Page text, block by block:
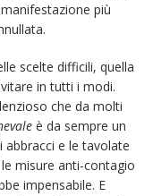
più
scelte difficili, quella
in tutti i modi.
che da molti
è da sempre un
abbracci e le tavolate
misure anti-contagio
impensabile. E